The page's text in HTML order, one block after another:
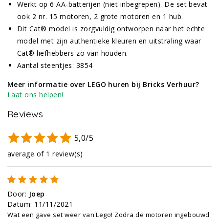
Werkt op 6 AA-batterijen (niet inbegrepen). De set bevat
ook 2 nr. 15 motoren, 2 grote motoren en 1 hub.
Dit Cat® model is zorgvuldig ontworpen naar het echte
model met zijn authentieke kleuren en uitstraling waar
Cat® liefhebbers zo van houden.
Aantal steentjes: 3854
Meer informatie over LEGO huren bij Bricks Verhuur?
Laat ons helpen!
Reviews
5,0/5
average of 1 review(s)
Door: Joep
Datum: 11/11/2021
Wat een gave set weer van Lego! Zodra de motoren ingebouwd